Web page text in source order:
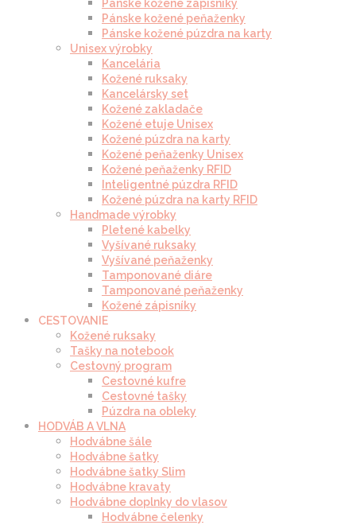
Pánske kožené zápisníky
Pánske kožené peňaženky
Pánske kožené púzdra na karty
Unisex výrobky
Kancelária
Kožené ruksaky
Kancelársky set
Kožené zakladače
Kožené etuje Unisex
Kožené púzdra na karty
Kožené peňaženky Unisex
Kožené peňaženky RFID
Inteligentné púzdra RFID
Kožené púzdra na karty RFID
Handmade výrobky
Pletené kabelky
Vyšívané ruksaky
Vyšívané peňaženky
Tamponované diáre
Tamponované peňaženky
Kožené zápisníky
CESTOVANIE
Kožené ruksaky
Tašky na notebook
Cestovný program
Cestovné kufre
Cestovné tašky
Púzdra na obleky
HODVÁB A VLNA
Hodvábne šále
Hodvábne šatky
Hodvábne šatky Slim
Hodvábne kravaty
Hodvábne doplnky do vlasov
Hodvábne čelenky